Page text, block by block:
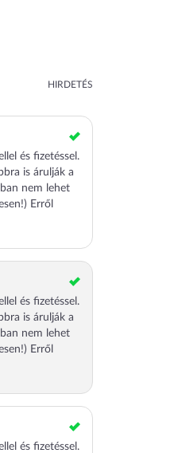
HIRDETÉS
és fizetéssel.
is árulják a
nem lehet
Erről
és fizetéssel.
is árulják a
nem lehet
Erről
és fizetéssel.